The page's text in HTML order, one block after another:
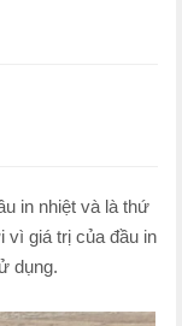
in nhiệt và là thứ
vì giá trị của đầu in
dụng.